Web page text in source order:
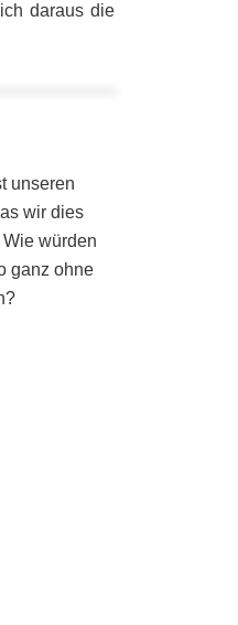
daraus die
unseren
wir dies
würden
ganz ohne